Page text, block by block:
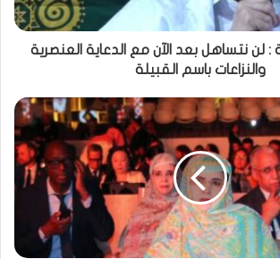
: لن نتساهل بعد الآن مع الدعاية العنصرية
والنزاعات باسم القبيلة